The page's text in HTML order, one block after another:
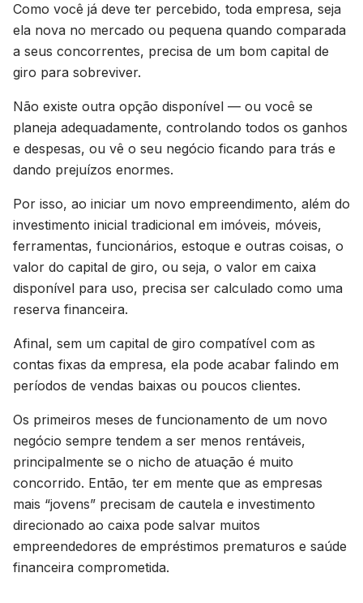
Como você já deve ter percebido, toda empresa, seja
ela nova no mercado ou pequena quando comparada
a seus concorrentes, precisa de um bom capital de
giro para sobreviver.
Não existe outra opção disponível — ou você se
planeja adequadamente, controlando todos os ganhos
e despesas, ou vê o seu negócio ficando para trás e
dando prejuízos enormes.
Por isso, ao iniciar um novo empreendimento, além do
investimento inicial tradicional em imóveis, móveis,
ferramentas, funcionários, estoque e outras coisas, o
valor do capital de giro, ou seja, o valor em caixa
disponível para uso, precisa ser calculado como uma
reserva financeira.
Afinal, sem um capital de giro compatível com as
contas fixas da empresa, ela pode acabar falindo em
períodos de vendas baixas ou poucos clientes.
Os primeiros meses de funcionamento de um novo
negócio sempre tendem a ser menos rentáveis,
principalmente se o nicho de atuação é muito
concorrido. Então, ter em mente que as empresas
mais “jovens” precisam de cautela e investimento
direcionado ao caixa pode salvar muitos
empreendedores de empréstimos prematuros e saúde
financeira comprometida.